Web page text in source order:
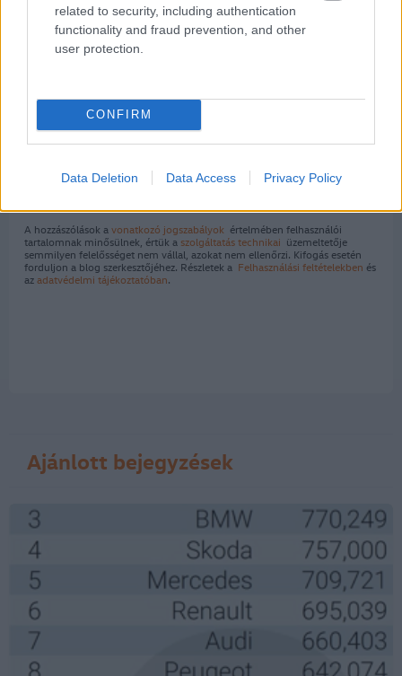
related to security, including authentication
functionality and fraud prevention, and other
user protection.
CONFIRM
Data Deletion Data Access Privacy Policy
Kommentek
A hozzászólások avonatkozó jogszabályok értelmében felhasználói
tartalomnak minősülnek, értük a szolgáltatás technikai üzemeltetője
semmilyen felelősséget nem vállal, azokat nem ellenőrzi. Kifogás esetén
forduljon a blog szerkesztőjéhez. Részletek a Felhasználási feltételekben és
azadatvédelmi tájékoztatóban.
Ajánlott bejegyzések